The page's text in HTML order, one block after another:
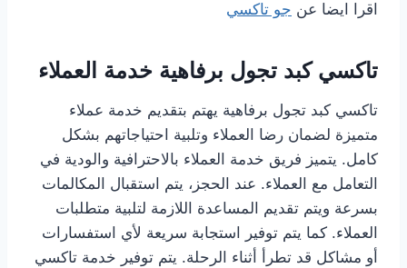
اقرا ايضا عن جو تاكسي
تاكسي كبد تجول برفاهية خدمة العملاء
تاكسي كبد تجول برفاهية يهتم بتقديم خدمة عملاء
متميزة لضمان رضا العملاء وتلبية احتياجاتهم بشكل
كامل. يتميز فريق خدمة العملاء بالاحترافية والودية في
التعامل مع العملاء. عند الحجز، يتم استقبال المكالمات
بسرعة ويتم تقديم المساعدة اللازمة لتلبية متطلبات
العملاء. كما يتم توفير استجابة سريعة لأي استفسارات
أو مشاكل قد تطرأ أثناء الرحلة. يتم توفير خدمة تاكسي